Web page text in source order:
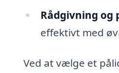
Rådgivning
effektivt med
Ved at vælge et